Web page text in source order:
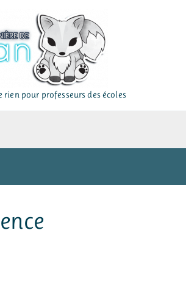
rien pour professeurs des écoles